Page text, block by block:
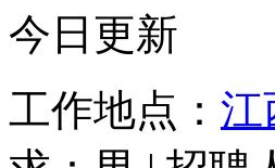
今日更新
工作地点： 江